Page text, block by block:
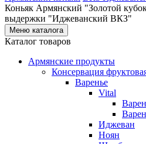
Коньяк Армянский "Золотой
выдержки "Иджеванский ВКЗ"
Меню каталога
Каталог товаров
Армянские продукты
Консервация
Варенье
Vital
Иджеван
Ноян